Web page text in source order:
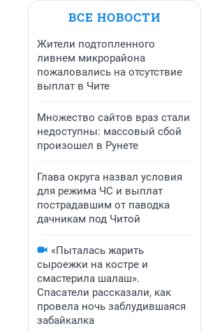
ВСЕ НОВОСТИ
Жители подтопленного
ливнем микрорайона
пожаловались на отсутствие
выплат в Чите
Множество сайтов враз стали
недоступны: массовый сбой
произошел в Рунете
Глава округа назвал условия
для режима ЧС и выплат
пострадавшим от паводка
дачникам под Читой
«Пыталась жарить
сыроежки на костре и
смастерила шалаш».
Спасатели рассказали, как
провела ночь заблудившаяся
забайкалка